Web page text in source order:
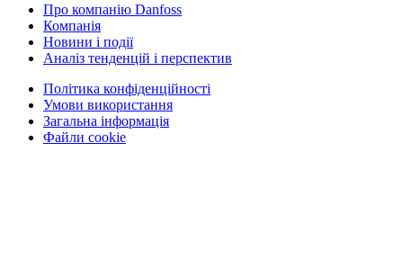
Про компанію Danfoss
Компанія
Новини і події
Аналіз тенденцій і перспектив
Політика конфіденційності
Умови використання
Загальна інформація
Файли cookie